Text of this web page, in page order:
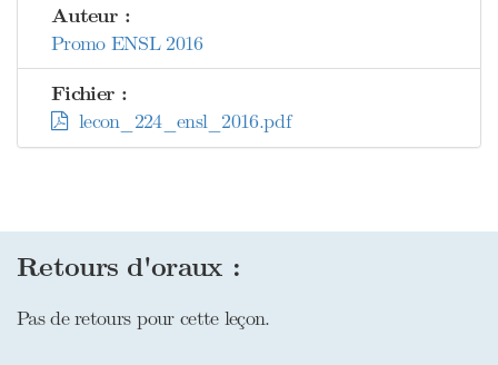
Auteur :
Promo ENSL 2016
Fichier :
lecon_224_ensl_2016.pdf
Retours d'oraux :
Pas de retours pour cette leçon.